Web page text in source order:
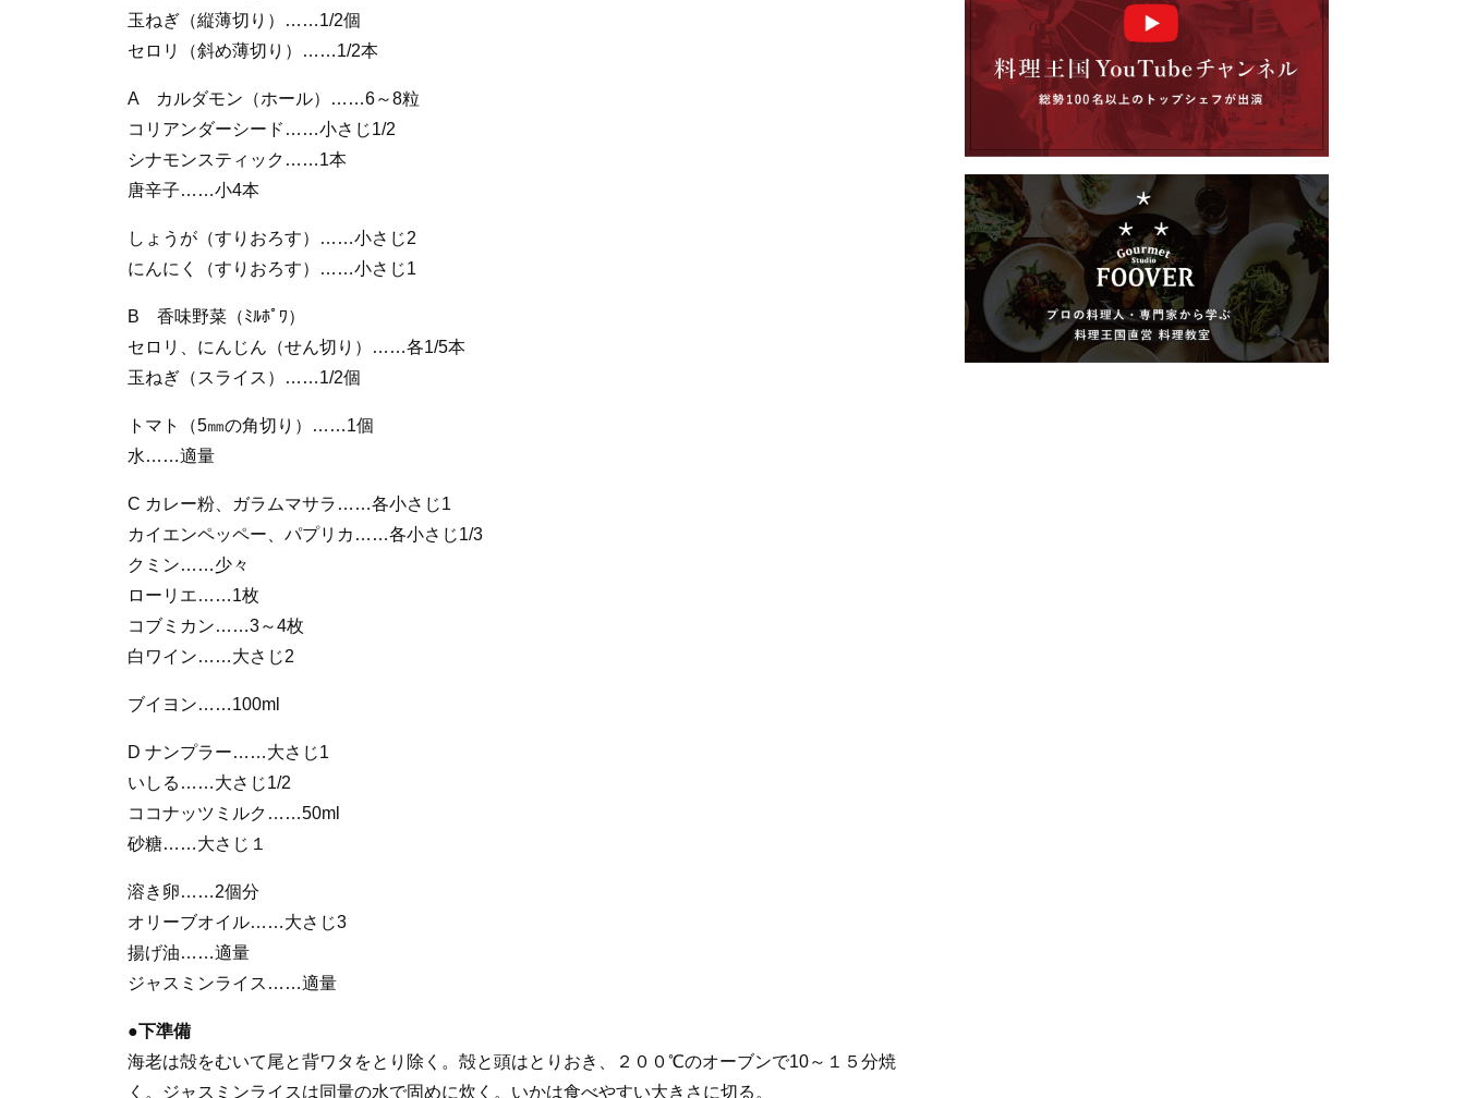
玉ねぎ（縦薄切り）……1/2個
セロリ（斜め薄切り）……1/2本
A カルダモン（ホール）……6～8粒
コリアンダーシード……小さじ1/2
シナモンスティック……1本
唐辛子……小4本
しょうが（すりおろす）……小さじ2
にんにく（すりおろす）……小さじ1
B 香味野菜（ﾐﾙﾎﾟﾜ）
セロリ、にんじん（せん切り）……各1/5本
玉ねぎ（スライス）……1/2個
トマト（5㎜の角切り）……1個
水……適量
C カレー粉、ガラムマサラ……各小さじ1
カイエンペッペー、パプリカ……各小さじ1/3
クミン……少々
ローリエ……1枚
コブミカン……3～4枚
白ワイン……大さじ2
ブイヨン……100ml
D ナンプラー……大さじ1
いしる……大さじ1/2
ココナッツミルク……50ml
砂糖……大さじ１
溶き卵……2個分
オリーブオイル……大さじ3
揚げ油……適量
ジャスミンライス……適量
●下準備
海老は殻をむいて尾と背ワタをとり除く。殻と頭はとりおき、２００℃のオーブンで10～１５分焼
く。ジャスミンライスは同量の水で固めに炊く。いかは食べやすい大きさに切る。